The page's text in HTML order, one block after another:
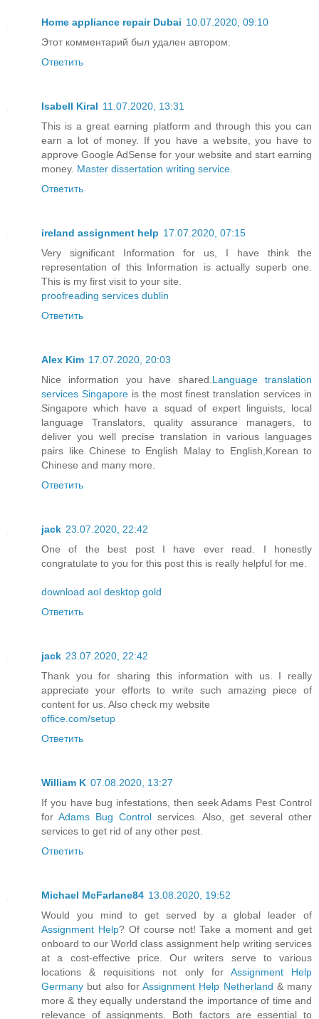
Home appliance repair Dubai 10.07.2020, 09:10
Этот комментарий был удален автором.
Ответить
Isabell Kiral 11.07.2020, 13:31
This is a great earning platform and through this you can
earn a lot of money. If you have a website, you have to
approve Google AdSense for your website and start earning
money. Master dissertation writing service
Ответить
ireland assignment help 17.07.2020, 07:15
Very significant Information for us, I have think the
representation of this Information is actually superb one.
This is my first visit to your site.
proofreading services dublin
Ответить
Alex Kim 17.07.2020, 20:03
Nice information you have shared. Language translation
services Singaporeis the most finest translation services in
Singapore which have a squad of expert linguists, local
language Translators, quality assurance managers, to
deliver you well precise translation in various languages
pairs like Chinese to English Malay to English,Korean to
Chinese and many more.
Ответить
jack 23.07.2020, 22:42
One of the best post I have ever read. I honestly
congratulate to you for this post this is really helpful for me.
download aol desktop gold
Ответить
jack 23.07.2020, 22:42
Thank you for sharing this information with us. I really
appreciate your efforts to write such amazing piece of
content for us. Also check my website
office.com/setup
Ответить
William K 07.08.2020, 13:27
If you have bug infestations, then seek Adams Pest Control
for Adams Bug Control services. Also, get several other
services to get rid of any other pest.
Ответить
Michael McFarlane84 13.08.2020, 19:52
Would you mind to get served by a global leader of
Assignment Help? Of course not! Take a moment and get
onboard to our World class assignment help writing services
at a cost-effective price. Our writers serve to various
locations & requisitions not only for Assignment Help
Germany but also for Assignment Help Netherland & many
more & they equally understand the importance of time and
relevance of assignments. Both factors are essential to